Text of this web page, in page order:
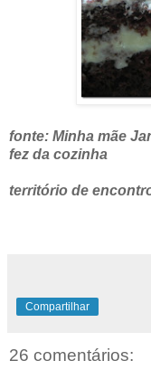
fonte: Minha mãe
fez da cozinha
território de
Compartilhar
26 comentários: